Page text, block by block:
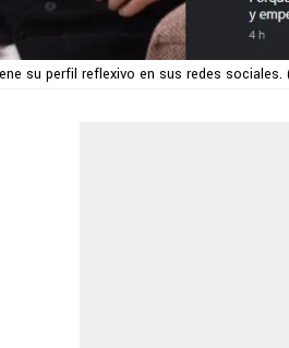
su perfil reflexivo en sus redes sociales.